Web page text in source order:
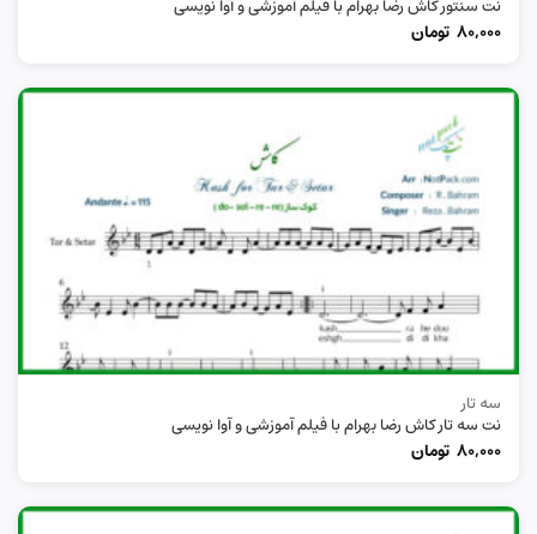
نت سنتور کاش رضا بهرام با فیلم آموزشی و آوا نویسی
80,000 تومان
سه تار
نت سه تار کاش رضا بهرام با فیلم آموزشی و آوا نویسی
80,000 تومان